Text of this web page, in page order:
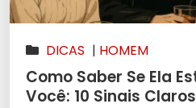
DICAS | HOMEM
Como Saber Se Ela
Você: 10 Sinais Claros